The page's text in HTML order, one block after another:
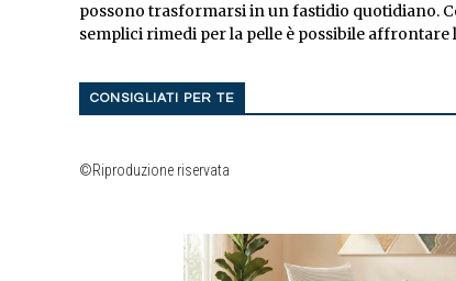
possono trasformarsi in un fastidio quotidiano.
semplici rimedi per la pelle è possibile
CONSIGLIATI PER TE
©Riproduzione riservata